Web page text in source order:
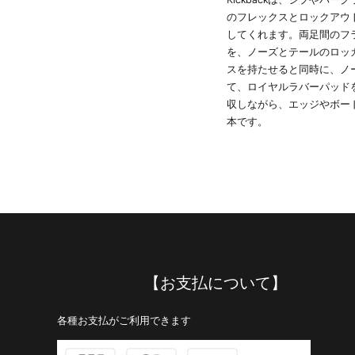
のフレックスとロックアウ
してくれます。両足間の
を、ノーズとテールのロ
スを持たせると同時に、
て、ロイヤルラバーパッド
収しながら、エッジやボ
本です。
【お支払について】
各種お支払がご利用できます